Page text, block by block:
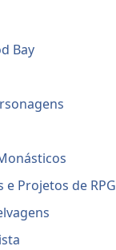
Bay
e Projetos de RPG